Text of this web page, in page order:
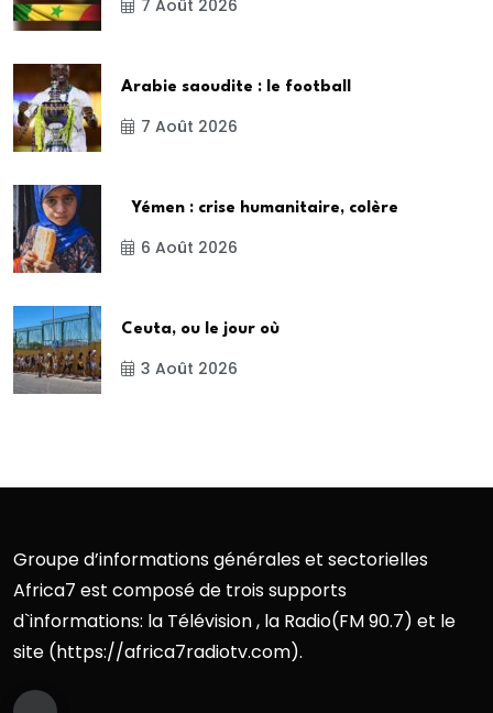
7 Août 2026
Arabie saoudite : le football
7 Août 2026
Yémen : crise humanitaire, colère
6 Août 2026
Ceuta, ou le jour où
3 Août 2026
Groupe d’informations générales et sectorielles
Africa7 est composé de trois supports
d`informations: la Télévision , la Radio(FM 90.7) et le
site (https://africa7radiotv.com).